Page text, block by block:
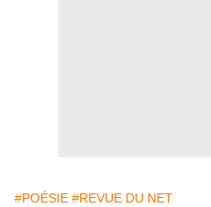
#POÉSIE #REVUE DU NET